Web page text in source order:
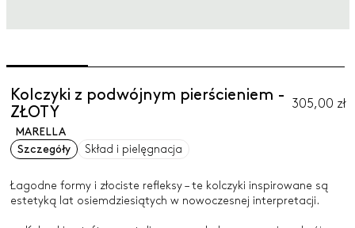
Kolczyki z podwójnym pierścieniem -
ZŁOTY
305,00 zł
MARELLA
Szczegóły
Skład i pielęgnacja
Łagodne formy i złociste refleksy – te kolczyki inspirowane są
estetyką lat osiemdziesiątych w nowoczesnej interpretacji.